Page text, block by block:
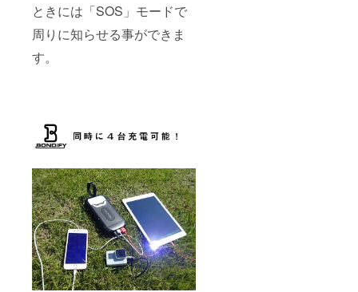
ときには「SOS」モードで
周りに知らせる事ができま
す。